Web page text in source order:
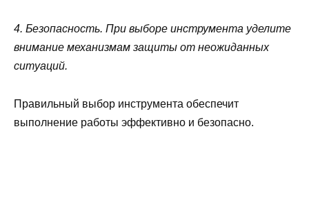
4. Безопасность. При выборе инструмента уделите
внимание механизмам защиты от неожиданных
ситуаций.
Правильный выбор инструмента обеспечит
выполнение работы эффективно и безопасно.